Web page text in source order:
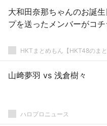
大和田奈那ちゃんのお誕
プを送ったメンバーがコ
HKTまとめもん【HKT48のまと
山﨑夢羽 vs 浅倉樹々
ハロプロニュース